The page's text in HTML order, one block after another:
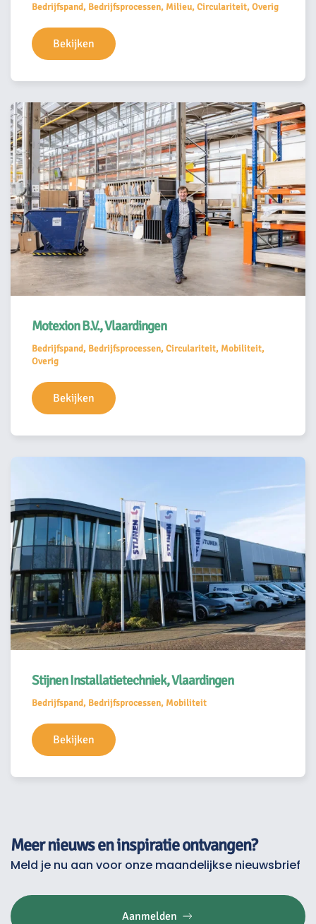
Bedrijfspand, Bedrijfsprocessen, Milieu, Circulariteit, Overig
Bekijken
Motexion B.V., Vlaardingen
Bedrijfspand, Bedrijfsprocessen, Circulariteit, Mobiliteit,
Overig
Bekijken
Stijnen Installatietechniek, Vlaardingen
Bedrijfspand, Bedrijfsprocessen, Mobiliteit
Bekijken
Meer nieuws en inspiratie ontvangen?
Meld je nu aan voor onze maandelijkse nieuwsbrief
Aanmelden